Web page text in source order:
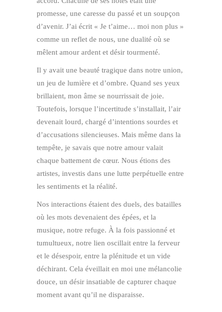
promesse, une caresse du passé et un soupçon
d’avenir. J’ai écrit « Je t’aime… moi non plus »
comme un reflet de nous, une dualité où se
mêlent amour ardent et désir tourmenté.
Il y avait une beauté tragique dans notre union,
un jeu de lumière et d’ombre. Quand ses yeux
brillaient, mon âme se nourrissait de joie.
Toutefois, lorsque l’incertitude s’installait, l’air
devenait lourd, chargé d’intentions sourdes et
d’accusations silencieuses. Mais même dans la
tempête, je savais que notre amour valait
chaque battement de cœur. Nous étions des
artistes, investis dans une lutte perpétuelle entre
les sentiments et la réalité.
Nos interactions étaient des duels, des batailles
où les mots devenaient des épées, et la
musique, notre refuge. À la fois passionné et
tumultueux, notre lien oscillait entre la ferveur
et le désespoir, entre la plénitude et un vide
déchirant. Cela éveillait en moi une mélancolie
douce, un désir insatiable de capturer chaque
moment avant qu’il ne disparaisse.